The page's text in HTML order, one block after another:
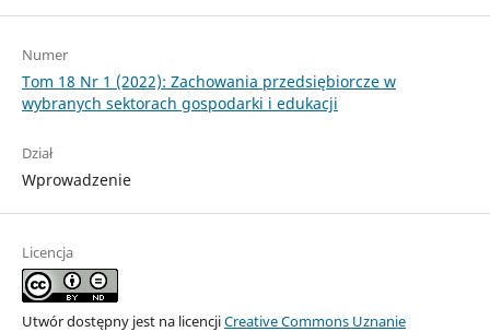
Numer
Tom 18 Nr 1 (2022): Zachowania przedsiębiorcze w
wybranych sektorach gospodarki i edukacji
Dział
Wprowadzenie
Licencja
Utwór dostępny jest na licencjiCreative Commons Uznanie